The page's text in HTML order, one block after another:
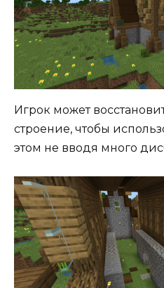
Игрок может
строение, чтобы
этом не вводя много